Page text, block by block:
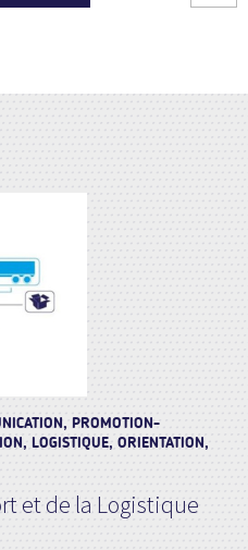
PROMOTION-
LOGISTIQUE, ORIENTATION,
et de la Logistique